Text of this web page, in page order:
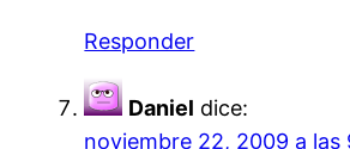
Responder
Daniel dice:
noviembre 22, 2009 a las